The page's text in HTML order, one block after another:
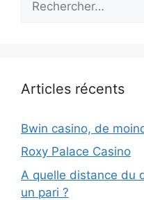
Articles récents
Bwin casino, de
Roxy Palace Casino
A quelle distance du
un pari ?